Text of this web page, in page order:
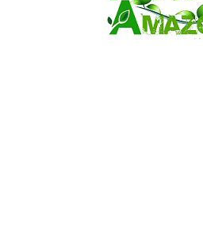
cabo Verde, ya
incorporarse a
Pastaza: la
Agosto eligió a